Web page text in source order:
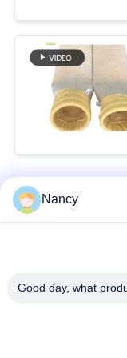
Nancy
Good day, what